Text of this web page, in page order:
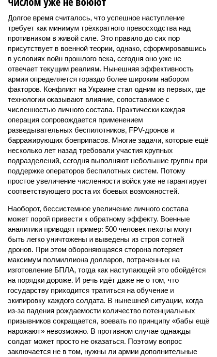
Долгое время считалось, что успешное наступление
требует как минимум трёхкратного превосходства над
противником в живой силе. Это правило до сих пор
присутствует в военной теории, однако, сформировавшись
в условиях войн прошлого века, сегодня оно уже не
отвечает текущим реалиям. Нынешняя эффективность
армии определяется гораздо более широким набором
факторов. Конфликт на Украине стал одним из первых, где
технологии оказывают влияние, сопоставимое с
численностью личного состава. Практически каждая
операция сопровождается применением
разведывательных беспилотников, FPV-дронов и
барражирующих боеприпасов. Многие задачи, которые ещё
несколько лет назад требовали участия крупных
подразделений, сегодня выполняют небольшие группы при
поддержке операторов беспилотных систем. Потому
простое увеличение численности войск уже не гарантирует
соответствующего роста их боевых возможностей.
Наоборот, бессистемное увеличение личного состава
может порой привести к обратному эффекту. Военные
аналитики приводят пример: 500 человек пехоты могут
быть легко уничтожены и выведены из строя сотней
дронов. При этом обороняющаяся сторона потеряет
максимум полмиллиона долларов, потраченных на
изготовление БПЛА, тогда как наступающей это обойдётся
на порядки дороже. И речь идёт даже не о том, что
государству приходится тратиться на обучение и
экипировку каждого солдата. В нынешней ситуации, когда
из-за падения рождаемости количество потенциальных
призывников сокращается, воевать по принципу «бабы ещё
нарожают» невозможно. В противном случае однажды
солдат может просто не оказаться. Поэтому вопрос
заключается не в том, нужны ли армии дополнительные